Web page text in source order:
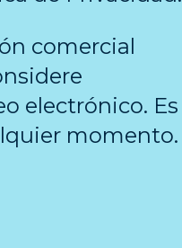
comercial
electrónico. Es
momento.